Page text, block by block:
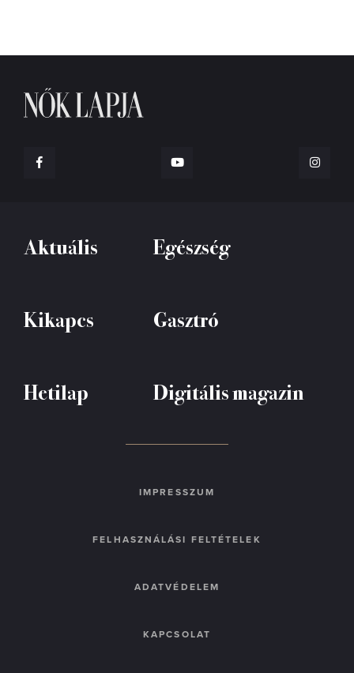
Aktuális Egészség
Kikapcs Gasztró
Hetilap Digitális magazin
IMPRESSZUM
FELHASZNÁLÁSI FELTÉTELEK
ADATVÉDELEM
KAPCSOLAT